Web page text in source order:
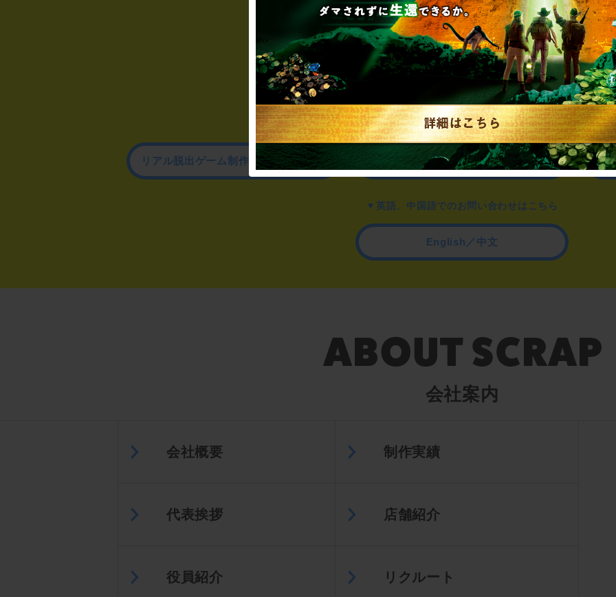
▼一般のお客様はこちら
公演内容、チケットのお問い合わせ
▼企業／法人の方はこちら
リアル脱出ゲーム制作のお問い合わせ 取材に関するお問い合わせ
▼英語、中国語でのお問い合わせはこちら
English／中文
会社案内
会社概要 制作実績
代表挨拶 店舗紹介
役員紹介 リクルート